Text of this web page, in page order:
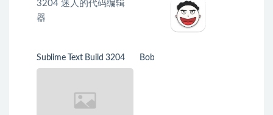
Sublime Text Build 3204
迷人的代码编辑器
Bob